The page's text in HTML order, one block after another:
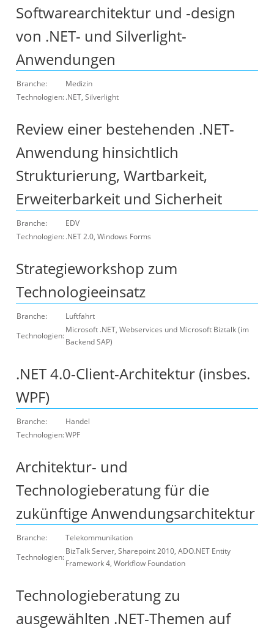
Softwarearchitektur und -design
von .NET- und Silverlight-
Anwendungen
Branche:
Medizin
Technologien:.NET, Silverlight
Review einer bestehenden .NET-
Anwendung hinsichtlich
Strukturierung, Wartbarkeit,
Erweiterbarkeit und Sicherheit
Branche:
EDV
Technologien:.NET 2.0, Windows Forms
Strategieworkshop zum
Technologieeinsatz
Branche:
Luftfahrt
Technologien:
Microsoft .NET, Webservices und Microsoft Biztalk (im
Backend SAP)
.NET 4.0-Client-Architektur (insbes.
WPF)
Branche:
Handel
Technologien:WPF
Architektur- und
Technologieberatung für die
zukünftige Anwendungsarchitektur
Branche:
Telekommunikation
Technologien:
BizTalk Server, Sharepoint 2010, ADO.NET Entity
Framework 4, Workflow Foundation
Technologieberatung zu
ausgewählten .NET-Themen auf